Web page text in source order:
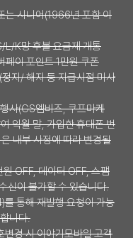
시니어(1966년 포함 이
L/K망 후불 요금제 개통
페이 포인트 1만원 쿠폰
지/ 해지 등 지급시점 미사
사(GS엠비즈, 쿠프마케
익월 말, 가입한 휴대폰 번
내부 사정에 따라 변경될
OFF, 데이터 OFF, 스팸
신이 불가할 수 있습니다.
를 통해 재발행 요청이 가능
니다.
변경 시 이야기모바일 고객